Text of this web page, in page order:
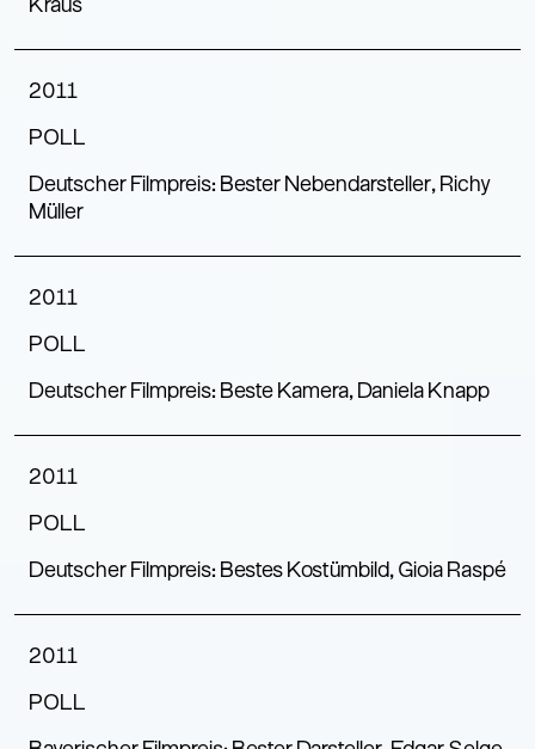
Kraus
2011
POLL
Deutscher Filmpreis: Bester Nebendarsteller, Richy
Müller
2011
POLL
Deutscher Filmpreis: Beste Kamera, Daniela Knapp
2011
POLL
Deutscher Filmpreis: Bestes Kostümbild, Gioia Raspé
2011
POLL